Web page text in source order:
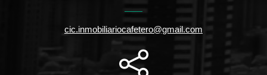
cic.inmobiliariocafetero@gmail.com